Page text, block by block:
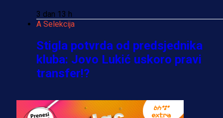
3 dan 13 h
A Selekcija
Stigla potvrda od predsjednika
kluba: Jovo Lukić uskoro pravi
transfer!?
A Selekcija